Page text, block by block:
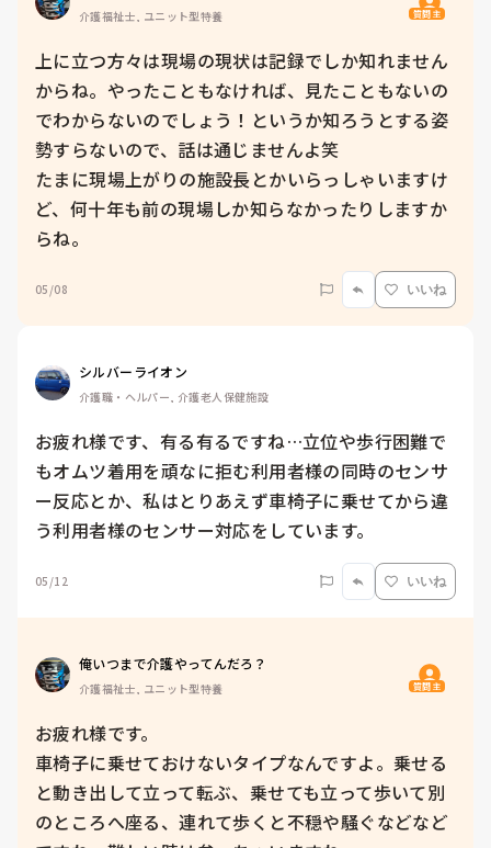
介護福祉士, ユニット型特養 質問主
上に立つ方々は現場の現状は記録でしか知れません
からね。やったこともなければ、見たこともないの
でわからないのでしょう！というか知ろうとする姿
勢すらないので、話は通じませんよ笑
たまに現場上がりの施設長とかいらっしゃいますけ
ど、何十年も前の現場しか知らなかったりしますか
らね。
05/08 いいね
シルバーライオン
介護職・ヘルパー, 介護老人保健施設
お疲れ様です、有る有るですね…立位や歩行困難で
もオムツ着用を頑なに拒む利用者様の同時のセンサ
ー反応とか、私はとりあえず車椅子に乗せてから違
う利用者様のセンサー対応をしています。
05/12 いいね
俺いつまで介護やってんだろ？
介護福祉士, ユニット型特養 質問主
お疲れ様です。
車椅子に乗せておけないタイプなんですよ。乗せる
と動き出して立って転ぶ、乗せても立って歩いて別
のところへ座る、連れて歩くと不穏や騒ぐなどなど